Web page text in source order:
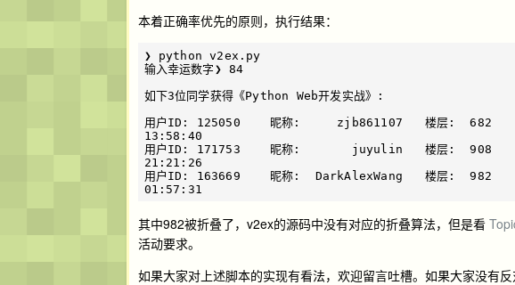
本着正确率优先的原则，执行结果：
❯ python v2ex.py
输入幸运数字❯ 84
如下3位同学获得《Python Web开发实战》:
用户ID: 125050    昵称:     zjb861107   楼层:  682
13:58:40
用户ID: 171753    昵称:       juyulin   楼层:  908    参
21:21:26
用户ID: 163669    昵称:  DarkAlexWang   楼层:  982
其中982被折叠了，v2ex的源码中没有对应的折叠算法，但是看
活动要求。
如果大家对上述脚本的实现有看法，欢迎留言吐槽。如果大家没有反